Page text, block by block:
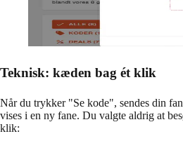
Teknisk: kæden bag ét klik
Når du trykker "Se kode", sendes din
vises i en ny fane. Du valgte aldrig at
klik: